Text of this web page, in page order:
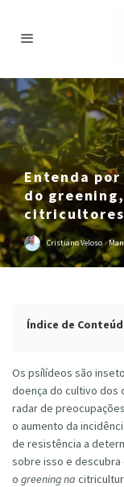
Entenda
do
Cristiano Veloso ·
Índice de
Os psílídeos são
doença do cultivo dos
radar de
o aumento da
de resistência a
sobre isso e descubra
o greening na